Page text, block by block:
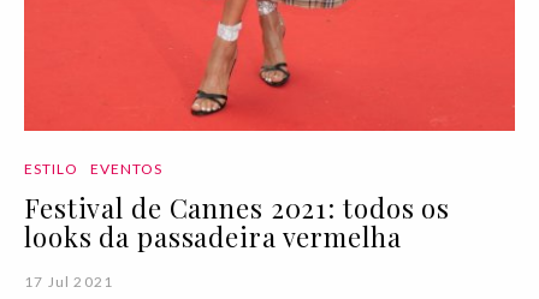
ESTILO EVENTOS
Festival de Cannes 2021: todos os
looks da passadeira vermelha
17 Jul 2021